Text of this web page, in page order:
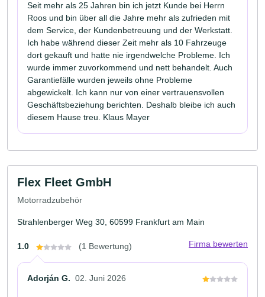
Seit mehr als 25 Jahren bin ich jetzt Kunde bei Herrn
Roos und bin über all die Jahre mehr als zufrieden mit
dem Service, der Kundenbetreuung und der Werkstatt.
Ich habe während dieser Zeit mehr als 10 Fahrzeuge
dort gekauft und hatte nie irgendwelche Probleme. Ich
wurde immer zuvorkommend und nett behandelt. Auch
Garantiefälle wurden jeweils ohne Probleme
abgewickelt. Ich kann nur von einer vertrauensvollen
Geschäftsbeziehung berichten. Deshalb bleibe ich auch
diesem Hause treu. Klaus Mayer
Flex Fleet GmbH
Motorradzubehör
Strahlenberger Weg 30, 60599 Frankfurt am Main
1.0 (1 Bewertung) Firma bewerten
Adorján G. 02. Juni 2026